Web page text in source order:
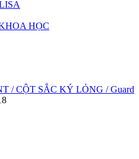
HỌC
/ CỘT SẮC KÝ LỎNG / Guard